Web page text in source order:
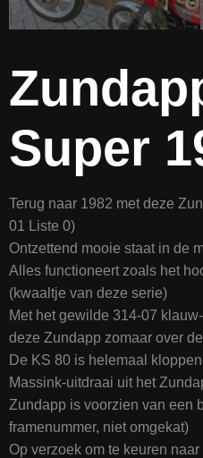
Super
Terug naar 1982 met deze
01 Liste 0)
Ontzettend mooie staat in de
Alles functioneert zoals het
(kwaaltje van deze serie)
Met het gewilde 314-07
deze Zundapp zomaar over
De KS 80 is helemaal
Massink-uitdraai uit het
Zundapp is voorzien van een
framenummer, niet omgekat)
Op verzoek om te keuren naar